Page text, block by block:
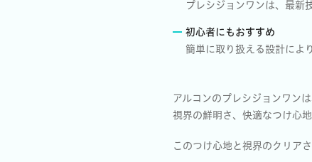
プレシジョンワンは、最新
初心者にもおすすめ
簡単に取り扱える設計によ
アルコンのプレシジョンワン
視界の鮮明さ、快適なつけ心
このつけ心地と視界のクリア